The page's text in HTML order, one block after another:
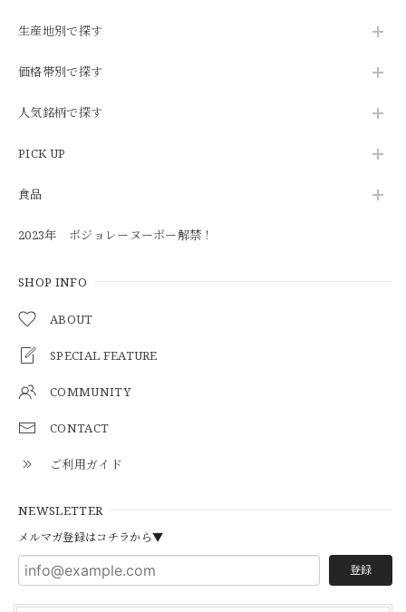
生産地別で探す
価格帯別で探す
人気銘柄で探す
PICK UP
食品
2023年 ボジョレーヌーボー解禁！
SHOP INFO
ABOUT
SPECIAL FEATURE
COMMUNITY
CONTACT
ご利用ガイド
NEWSLETTER
メルマガ登録はコチラから▼
登録